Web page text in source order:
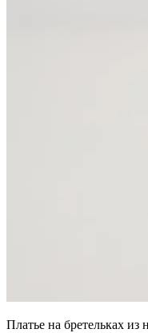
Платье на бретельках из